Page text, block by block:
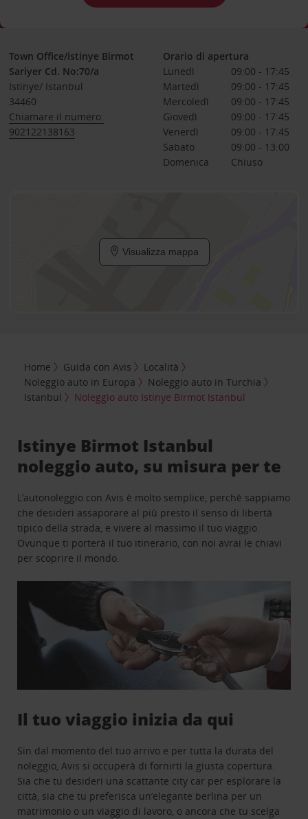
Town Office/istinye Birmot
Sariyer Cd. No:70/a
Istinye/ Istanbul
34460
Chiamare il numero:
902122138163
Orario di apertura
Lunedì
09:00 - 17:45
Martedì
09:00 - 17:45
Mercoledì
09:00 - 17:45
Giovedì
09:00 - 17:45
Venerdì
09:00 - 17:45
Sabato
09:00 - 13:00
Domenica
Chiuso
Visualizza mappa
Home Guida con Avis
Località
Noleggio auto in Europa
Noleggio auto in Turchia
Istanbul
Noleggio auto Istinye Birmot Istanbul
Istinye Birmot Istanbul
noleggio auto, su misura per te
L’autonoleggio con Avis è molto semplice, perchè sappiamo
che desideri assaporare al più presto il senso di libertà
tipico della strada, e vivere al massimo il tuo viaggio.
Ovunque ti porterà il tuo itinerario, con noi avrai le chiavi
per scoprire il mondo.
Il tuo viaggio inizia da qui
Sin dal momento del tuo arrivo e per tutta la durata del
noleggio, Avis si occuperà di fornirti la giusta copertura.
Sia che tu desideri una scattante city car per esplorare la
città, sia che tu preferisca un’elegante berlina per un
matrimonio o un viaggio di lavoro, o ancora che tu scelga